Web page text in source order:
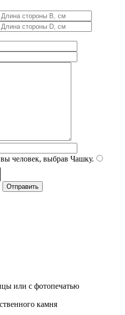
человек, выбрав Чашку.
или с фотопечатью
камня